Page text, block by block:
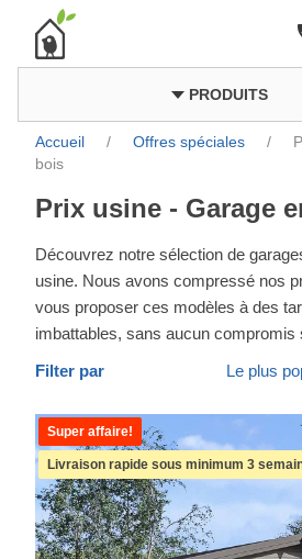
PRODUITS
Accueil / Offres spéciales /
bois
Prix usine - Garage
Découvrez notre sélection de
usine. Nous avons compressé nos
vous proposer ces modèles à des
imbattables, sans aucun compromis
Filter par Le plus
Super affaire!
Livraison rapide sous minimum 3